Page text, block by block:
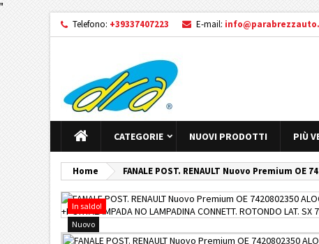
"
Telefono: +39337407223 E-mail:
CATEGORIE NUOVI PRODOTTI PIÙ
Home FANALE POST. RENAULT Nuovo Premium OE
In saldo!
Nuovo